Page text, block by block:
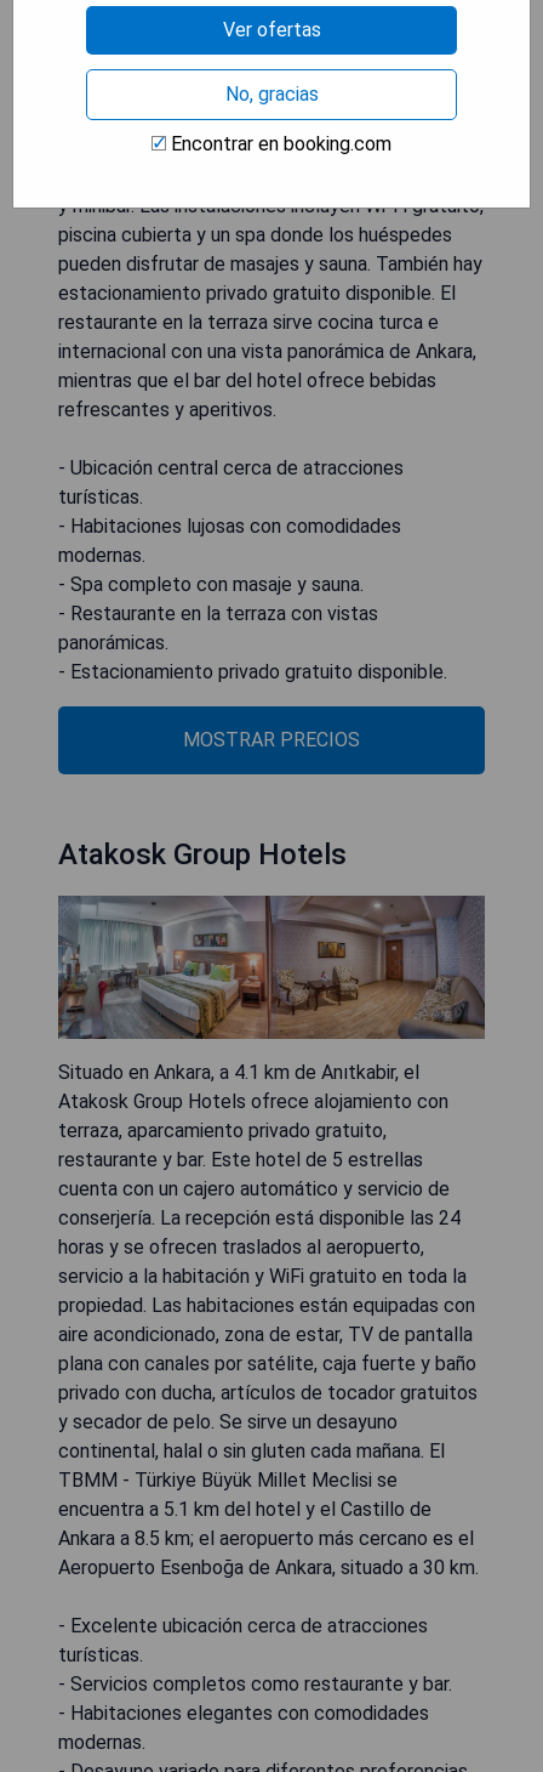
de Turquía está a solo 5 minutos en coche del
hotel. Este hotel de 4 estrellas ofrece
habitaciones lujosas con decoraciones elegantes,
algunas de las cuales cuentan con bañera de
hidromasaje y zona de estar. Todas las
y minibar. Las instalaciones incluyen Wi-Fi gratuito,
piscina cubierta y un spa donde los huéspedes
pueden disfrutar de masajes y sauna. También hay
estacionamiento privado gratuito disponible. El
restaurante en la terraza sirve cocina turca e
internacional con una vista panorámica de Ankara,
mientras que el bar del hotel ofrece bebidas
refrescantes y aperitivos.
- Ubicación central cerca de atracciones
turísticas.
- Habitaciones lujosas con comodidades
modernas.
- Spa completo con masaje y sauna.
- Restaurante en la terraza con vistas
panorámicas.
- Estacionamiento privado gratuito disponible.
MOSTRAR PRECIOS
Atakosk Group Hotels
Situado en Ankara, a 4.1 km de Anıtkabir, el
Atakosk Group Hotels ofrece alojamiento con
terraza, aparcamiento privado gratuito,
restaurante y bar. Este hotel de 5 estrellas
cuenta con un cajero automático y servicio de
conserjería. La recepción está disponible las 24
horas y se ofrecen traslados al aeropuerto,
servicio a la habitación y WiFi gratuito en toda la
propiedad. Las habitaciones están equipadas con
aire acondicionado, zona de estar, TV de pantalla
plana con canales por satélite, caja fuerte y baño
privado con ducha, artículos de tocador gratuitos
y secador de pelo. Se sirve un desayuno
continental, halal o sin gluten cada mañana. El
TBMM - Türkiye Büyük Millet Meclisi se
encuentra a 5.1 km del hotel y el Castillo de
Ankara a 8.5 km; el aeropuerto más cercano es el
Aeropuerto Esenboğa de Ankara, situado a 30 km.
- Excelente ubicación cerca de atracciones
turísticas.
- Servicios completos como restaurante y bar.
- Habitaciones elegantes con comodidades
modernas.
Ver ofertas
No, gracias
Encontrar en booking.com